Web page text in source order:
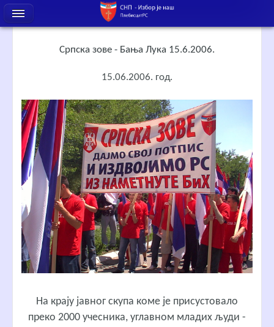
Српска зове - Бања Лука 15.6.2006.
15.06.2006. год.
На крају јавног скупа коме је присустовало
преко 2000 учесника, углавном младих људи -